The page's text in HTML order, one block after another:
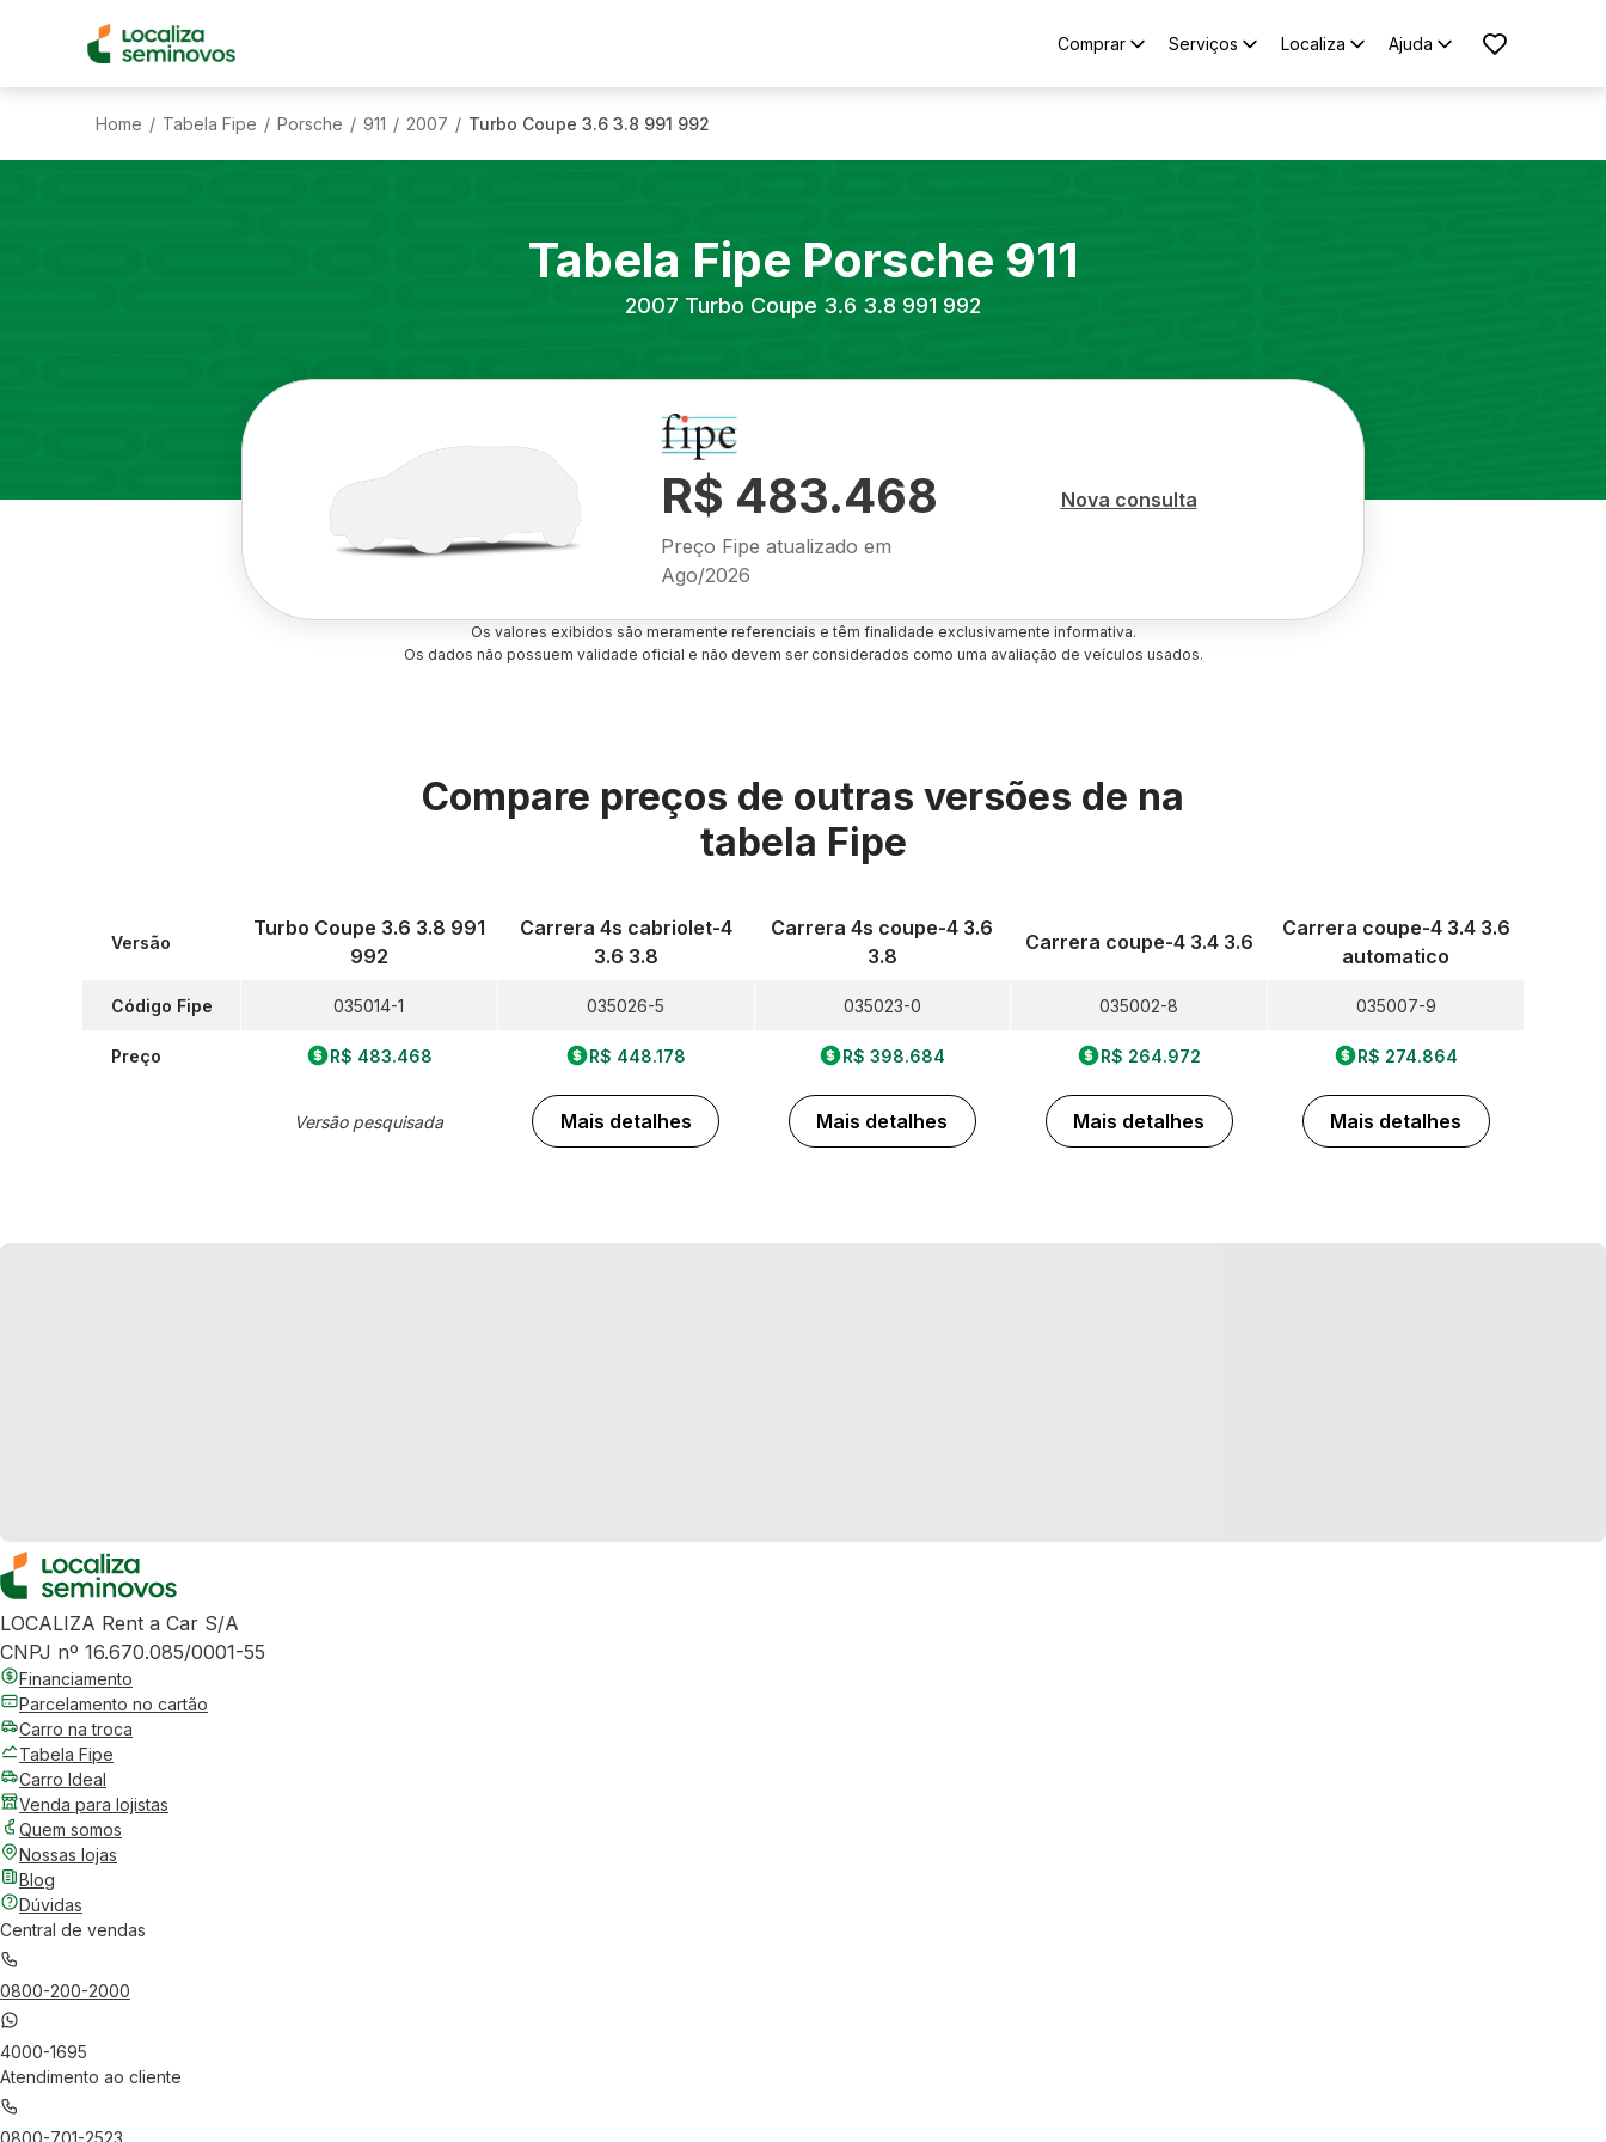
Comprar Serviços Localiza Ajuda
Home / Tabela Fipe / Porsche / 911 / 2007 / Turbo Coupe 3.6 3.8 991 992
Tabela Fipe Porsche 911
2007 Turbo Coupe 3.6 3.8 991 992
R$ 483.468
Preço Fipe atualizado em
Ago/2026
Nova consulta
Os valores exibidos são meramente referenciais e têm finalidade exclusivamente informativa.
Os dados não possuem validade oficial e não devem ser considerados como uma avaliação de veículos usados.
Compare preços de outras versões de na
tabela Fipe
Versão
Código Fipe
Preço
Turbo Coupe 3.6 3.8 991
992
035014-1
R$ 483.468
Versão pesquisada
Carrera 4s cabriolet-4
3.6 3.8
035026-5
R$ 448.178
Mais detalhes
Carrera 4s coupe-4 3.6
3.8
035023-0
R$ 398.684
Mais detalhes
Carrera coupe-4 3.4 3.6
035002-8
R$ 264.972
Mais detalhes
Carrera coupe-4 3.4 3.6
automatico
035007-9
R$ 274.864
Mais detalhes
LOCALIZA Rent a Car S/A
CNPJ nº 16.670.085/0001-55
Financiamento
Parcelamento no cartão
Carro na troca
Tabela Fipe
Carro Ideal
Venda para lojistas
Quem somos
Nossas lojas
Blog
Dúvidas
Central de vendas
0800-200-2000
4000-1695
Atendimento ao cliente
0800-701-2523